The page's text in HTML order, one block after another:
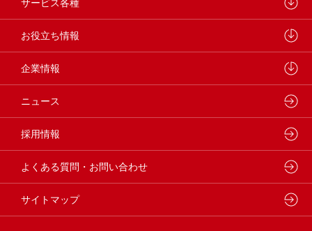
学会・論文発表
製品・品質管理
キャットフード
小動物
動物病院専用フード
フードコンシェル
サービス各種
ウェルネスナビ
しあわせマルシェ
どうぶつ病院宅配便
お役立ち情報
ペットライン 犬ノート
ペットライン 猫ノート
狂犬病予防
企業情報
会社概要・事業所
代表メッセージ
企業理念・ビジョン
ニュース
採用情報
よくある質問・お問い合わせ
サイトマップ